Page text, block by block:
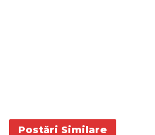
Postări Similare